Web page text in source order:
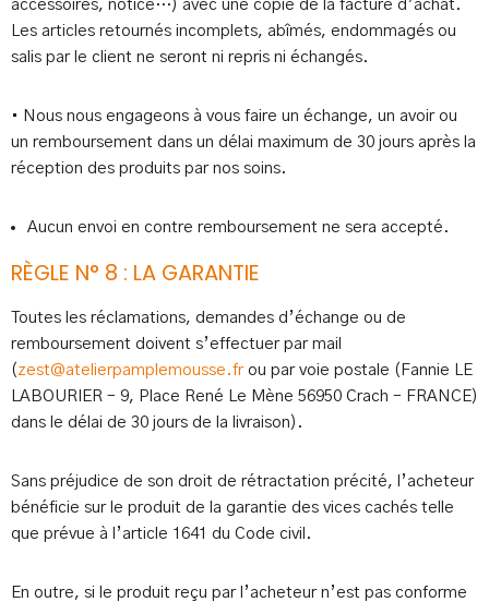
accessoires, notice…) avec une copie de la facture d’achat.
Les articles retournés incomplets, abîmés, endommagés ou
salis par le client ne seront ni repris ni échangés.
• Nous nous engageons à vous faire un échange, un avoir ou
un remboursement dans un délai maximum de 30 jours après la
réception des produits par nos soins.
Aucun envoi en contre remboursement ne sera accepté.
RÈGLE N° 8 : LA GARANTIE
Toutes les réclamations, demandes d’échange ou de
remboursement doivent s’effectuer par mail
(zest@atelierpamplemousse.frou par voie postale (Fannie LE
LABOURIER – 9, Place René Le Mène 56950 Crach – FRANCE)
dans le délai de 30 jours de la livraison).
Sans préjudice de son droit de rétractation précité, l’acheteur
bénéficie sur le produit de la garantie des vices cachés telle
que prévue à l’article 1641 du Code civil.
En outre, si le produit reçu par l’acheteur n’est pas conforme